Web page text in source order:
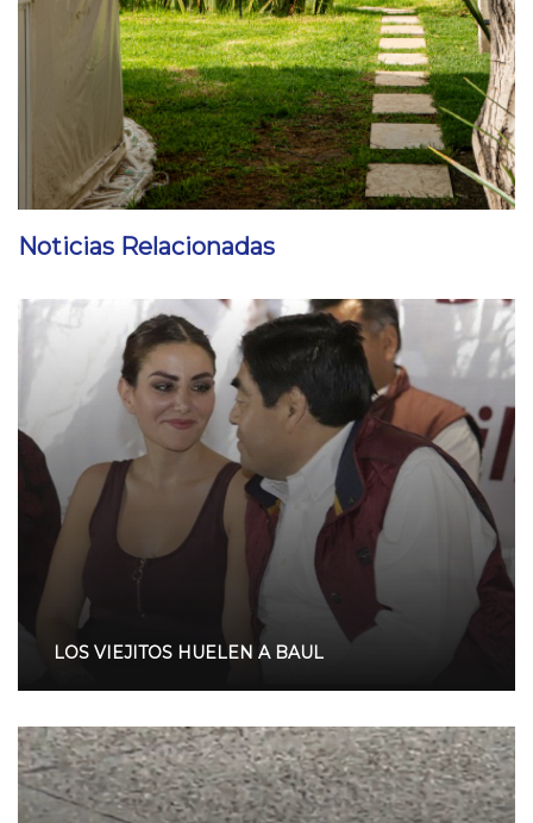
Noticias Relacionadas
LOS VIEJITOS HUELEN A BAUL